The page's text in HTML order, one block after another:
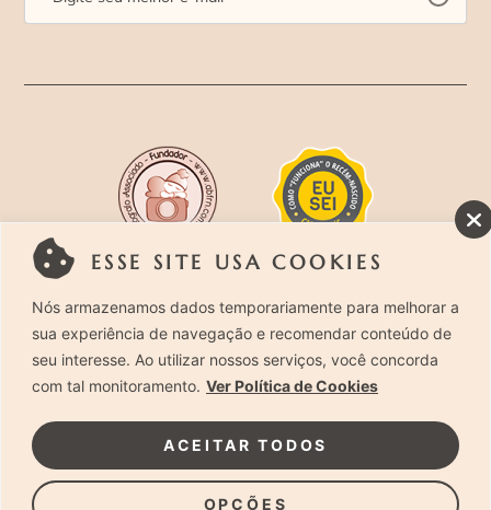
ESSE SITE USA COOKIES
Nós armazenamos dados temporariamente para melhorar a
sua experiência de navegação e recomendar conteúdo de
seu interesse. Ao utilizar nossos serviços, você concorda
com tal monitoramento. Ver Política de Cookies
OPÇÕES
ACEITAR TODOS
Rua Costa Carvalho, 419 – Pinheiros, São Paulo –
SP. CEP 05429-130 – Telefone: (11) 94494-1818
Direitos Reservados.Clique Aquie acesse nossa
Política de Privacidade.